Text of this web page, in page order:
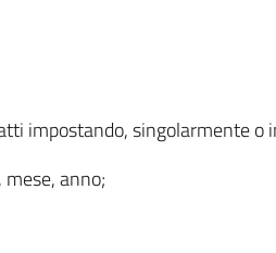
impostando, singolarmente
anno;